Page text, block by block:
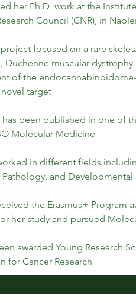
her Ph.D. work at the
Council (CNR), in
project focused on a rare
Duchenne muscular
of the
target
has been published in one of
Molecular Medicine
in different fields
Pathology, and
the Erasmus+ Program
her study and pursued
awarded Young Research
for Cancer Research